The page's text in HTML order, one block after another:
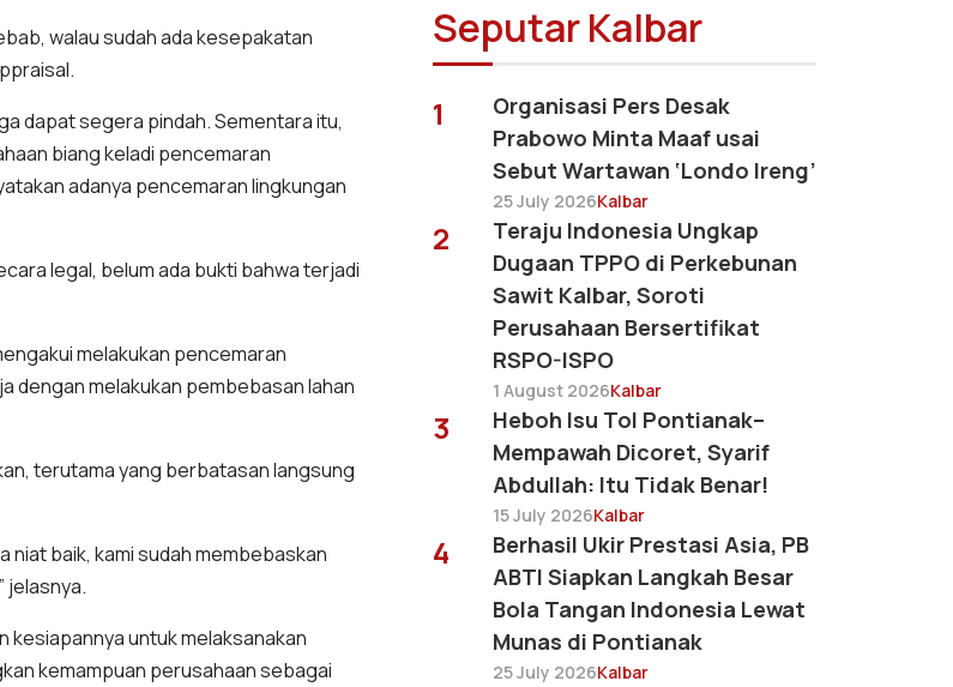
walau sudah ada kesepakatan
dapat segera pindah. Sementara itu,
biang keladi pencemaran
adanya pencemaran lingkungan
legal, belum ada bukti bahwa terjadi
melakukan pencemaran
dengan melakukan pembebasan lahan
terutama yang berbatasan langsung
niat baik, kami sudah membebaskan
jelasnya.
kesiapannya untuk melaksanakan
kemampuan perusahaan sebagai
Seputar Kalbar
1
Organisasi Pers Desak
Prabowo Minta Maaf usai
Sebut Wartawan ‘Londo Ireng’
25 July 2026Kalbar
2
Teraju Indonesia Ungkap
Dugaan TPPO di Perkebunan
Sawit Kalbar, Soroti
Perusahaan Bersertifikat
RSPO-ISPO
1 August 2026Kalbar
3
Heboh Isu Tol Pontianak–
Mempawah Dicoret, Syarif
Abdullah: Itu Tidak Benar!
15 July 2026Kalbar
4
Berhasil Ukir Prestasi Asia, PB
ABTI Siapkan Langkah Besar
Bola Tangan Indonesia Lewat
Munas di Pontianak
25 July 2026Kalbar